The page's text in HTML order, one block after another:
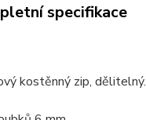
specifikace
kostěnný zip, dělitelný.